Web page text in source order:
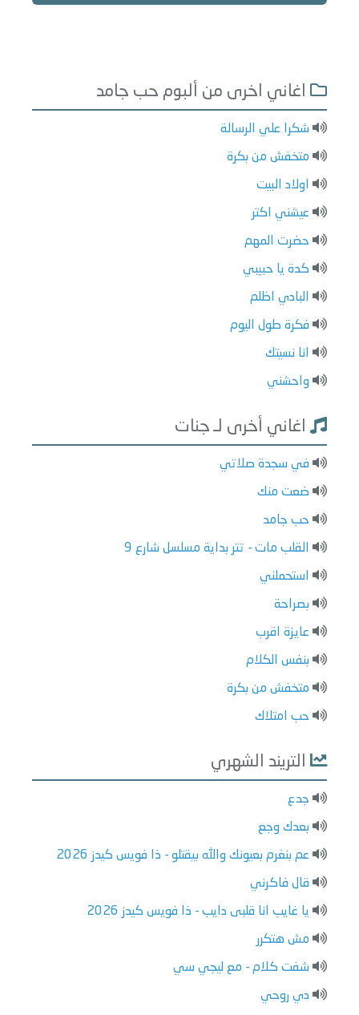
اغاني اخرى من ألبوم حب جامد
شكرا علي الرسالة
متخفش من بكرة
اولاد البيت
عيشني اكتر
حضرت المهم
كدة يا حبيبي
البادي اظلم
فكرة طول اليوم
انا نسيتك
واحشني
اغاني أخرى لـ جنات
في سجدة صلاتي
ضعت منك
حب جامد
القلب مات - تتر بداية مسلسل شارع 9
استحملني
بصراحة
عايزة اقرب
بنفس الكلام
متخفش من بكرة
حب امتلاك
التريند الشهري
جدع
بعدك وجع
عم بنغرم بعيونك والله بيقتلو - ذا فويس كيدز 2026
قال فاكرني
يا غايب انا قلبى دايب - ذا فويس كيدز 2026
مش هتكرر
شفت كلام - مع ليجي سي
دي روحي